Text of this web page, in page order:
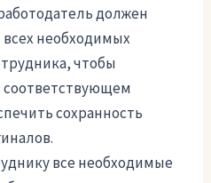
должен
необходимых
чтобы
соответствующем
сохранность
все необходимые